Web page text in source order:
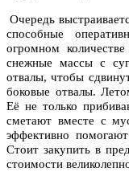
Очередь
способные
огромном
снежные массы с
отвалы, чтобы
боковые отвалы.
Её не только
сметают вместе с
эффективно
Стоит закупить в
стоимости